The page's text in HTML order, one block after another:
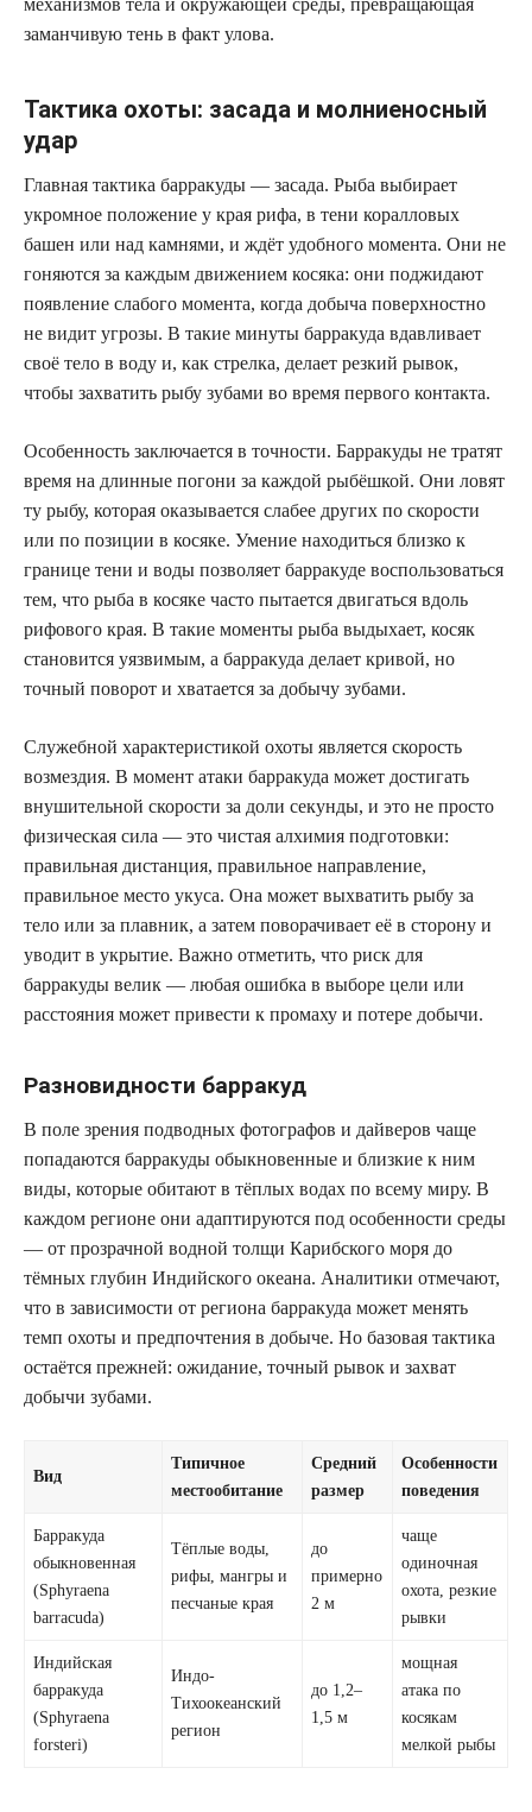
механизмов тела и окружающей среды, превращающая
заманчивую тень в факт улова.
Тактика охоты: засада и молниеносный
удар
Главная тактика барракуды — засада. Рыба выбирает
укромное положение у края рифа, в тени коралловых
башен или над камнями, и ждёт удобного момента. Они не
гоняются за каждым движением косяка: они поджидают
появление слабого момента, когда добыча поверхностно
не видит угрозы. В такие минуты барракуда вдавливает
своё тело в воду и, как стрелка, делает резкий рывок,
чтобы захватить рыбу зубами во время первого контакта.
Особенность заключается в точности. Барракуды не тратят
время на длинные погони за каждой рыбёшкой. Они ловят
ту рыбу, которая оказывается слабее других по скорости
или по позиции в косяке. Умение находиться близко к
границе тени и воды позволяет барракуде воспользоваться
тем, что рыба в косяке часто пытается двигаться вдоль
рифового края. В такие моменты рыба выдыхает, косяк
становится уязвимым, а барракуда делает кривой, но
точный поворот и хватается за добычу зубами.
Служебной характеристикой охоты является скорость
возмездия. В момент атаки барракуда может достигать
внушительной скорости за доли секунды, и это не просто
физическая сила — это чистая алхимия подготовки:
правильная дистанция, правильное направление,
правильное место укуса. Она может выхватить рыбу за
тело или за плавник, а затем поворачивает её в сторону и
уводит в укрытие. Важно отметить, что риск для
барракуды велик — любая ошибка в выборе цели или
расстояния может привести к промаху и потере добычи.
Разновидности барракуд
В поле зрения подводных фотографов и дайверов чаще
попадаются барракуды обыкновенные и близкие к ним
виды, которые обитают в тёплых водах по всему миру. В
каждом регионе они адаптируются под особенности среды
— от прозрачной водной толщи Карибского моря до
тёмных глубин Индийского океана. Аналитики отмечают,
что в зависимости от региона барракуда может менять
темп охоты и предпочтения в добыче. Но базовая тактика
остаётся прежней: ожидание, точный рывок и захват
добычи зубами.
Вид
Типичное
местообитание
Средний
размер
Особенности
поведения
Барракуда
обыкновенная
(Sphyraena
barracuda)
Тёплые воды,
рифы, мангры и
песчаные края
до
примерно
2 м
чаще
одиночная
охота, резкие
рывки
Индийская
барракуда
(Sphyraena
forsteri)
Индо-
Тихоокеанский
регион
до 1,2–
1,5 м
мощная
атака по
косякам
мелкой рыбы